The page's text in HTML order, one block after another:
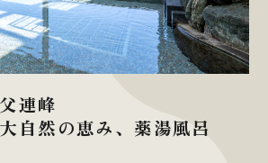
連峰
自然の恵み、薬湯風呂